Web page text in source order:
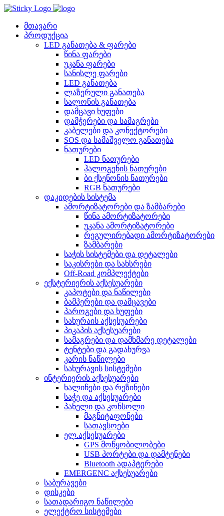
Skip
contentმთავარი
პროდუქცია
LED განათება & ფარები
წინა ფარები
უკანა ფარები
სანისლე ფარები
LED განათება
ლაზერული განათება
სალონის განათება
დამცავი ხუფები
დამჭერები და სამაგრები
კაბელები და კონექტორები
SOS და სამაშველო განათება
ნათურები
LED ნათურები
ჰალოგენის ნათურები
ბი ქსენონის ნათურები
RGB ნათურები
დაკიდების სისტემა
ამორტიზატორები და ზამბარები
წინა ამორტიზატორები
უკანა ამორტიზატორები
რეგულირებადი ამორტიზატორები
ზამბარები
საჭის სისტემები და დეტალები
საკისრები და სახსრები
Off-Road კომპლექტები
ექსტერიერის აქსესუარები
კაპოტები და ნაწილები
ბამპერები და დამცავები
პაროგები და ხუფები
სახურაის აქსესუარები
პიკაპის აქსესუარები
სამაგრები და დამხმარე დეტალები
ტენტები და გადახურვა
კარის ნაწილები
სახურავის სისტემები
ინტერიერის აქსესუარები
ხალიჩები და რეზინები
საჭე და აქსესუარები
პანელი და კონსოლი
მაგნიტაფონები
სათავსოები
ელ.აქსესუარები
GPS მოწყობილობები
USB პორტები და დამტენები
Bluetooth ადაპტერები
EMERGENC აქსესუარები
საბურავები
დისკები
სათადარიგო ნაწილები
ელექტრო სისტემები